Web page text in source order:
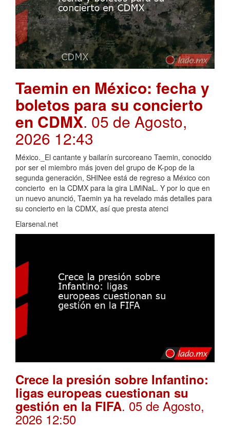
Taemin en México: fecha y
boletos para su concierto
en CDMX. 05 de Agosto,
2026 12:43
México._El cantante y bailarín surcoreano Taemin, conocido
por ser el miembro más joven del grupo de K-pop de la
segunda generación, SHINee está de regreso a México con
concierto en la CDMX para la gira LiMiNaL. Y por lo que en
un nuevo anunció, Taemin ya ha revelado más detalles para
su concierto en la CDMX, así que presta atenci
Elarsenal.net
Crece la presión sobre Infantino:
ligas europeas cuestionan su
gestión en la FIFA. 05 de Agosto,
2026 12:50